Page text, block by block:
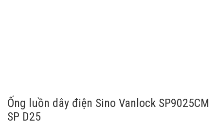
Ống luồn dây điện Sino Vanlock SP9025CM
SP D25